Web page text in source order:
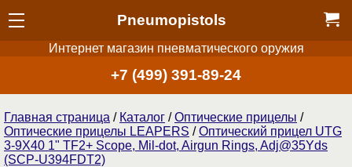
Pneumopistols
Интернет магазин пневматического оружия
+7 (499) 391-89-24
Главная страница / Каталог /Оптические прицелы /
Оптические прицелы LEAPERS /Оптический прицел UTG
3-9X40 1" TF2+ Scope, Mil-dot, Airgun Rings, Adj@35Yds
(SCP-U394FDT2)